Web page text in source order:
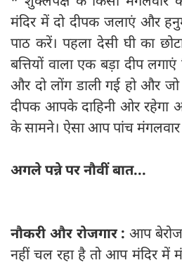
मंदिर में दो दीपक जलाएं और
पाठ करें। पहला देसी घी का
बत्तियों वाला एक बड़ा दीप
और दो लोंग डाली गई हो और जो
दीपक आपके दाहिनी ओर रहेगा
के सामने। ऐसा आप पांच मंगलवार
अगले पन्ने पर नौवीं बात...
नौकरी और रोजगार :आप
नहीं चल रहा है तो आप मंदिर में